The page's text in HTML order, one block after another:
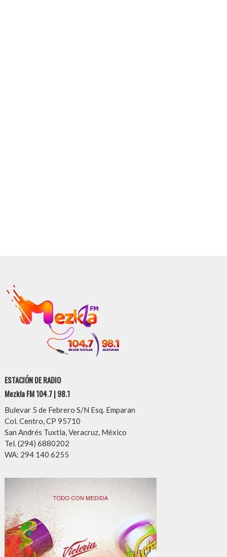
ESTACIÓN DE RADIO
Mezkla FM 104.7 | 98.1
Bulevar 5 de Febrero S/N Esq. Emparan
Col. Centro, CP 95710
San Andrés Tuxtla, Veracruz, México
Tel. (294) 6880202
WA: 294 140 6255